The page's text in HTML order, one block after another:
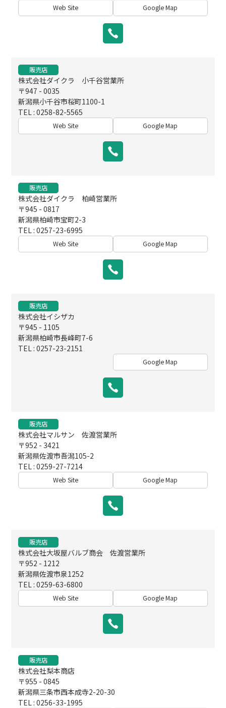
Web Site Google Map
販売店
株式会社ダイクラ 小千谷営業所
〒947 - 0035
新潟県小千谷市桜町1100-1
TEL : 0258-82-5565
Web Site Google Map
販売店
株式会社ダイクラ 柏崎営業所
〒945 - 0817
新潟県柏崎市宝町2-3
TEL : 0257-23-6995
Web Site Google Map
販売店
株式会社イシザカ
〒945 - 1105
新潟県柏崎市長峰町7-6
TEL : 0257-23-2151
Google Map
販売店
株式会社マルサン 佐渡営業所
〒952 - 3421
新潟県佐渡市吾潟105-2
TEL : 0259-27-7214
Web Site Google Map
販売店
株式会社大坂屋バルブ商会 佐渡営業所
〒952 - 1212
新潟県佐渡市泉1252
TEL : 0259-63-6800
Web Site Google Map
販売店
株式会社梨本商店
〒955 - 0845
新潟県三条市西本成寺2-20-30
TEL : 0256-33-1995